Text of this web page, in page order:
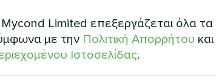
Limited επεξεργάζεται όλα
με την Πολιτική Απορρήτου
Ιστοσελίδας.